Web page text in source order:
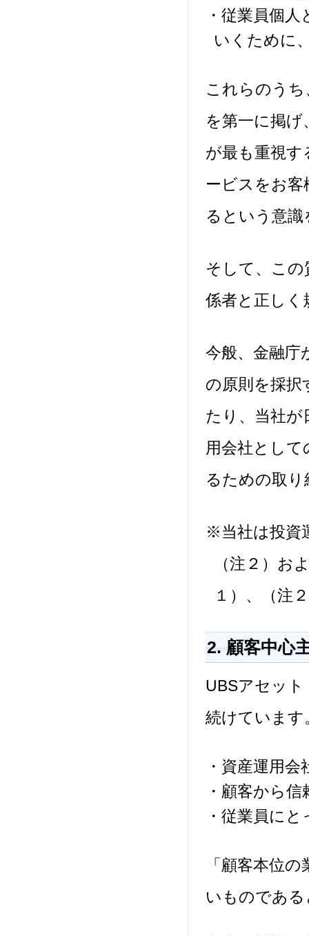
・従業員個
いくために
これらのうち
を第一に掲
が最も重視す
ービスをお
るという意
そして、こ
係者と正しく
今般、金融庁
の原則を採択
たり、当社が
用会社として
るための取
※当社は投資
（注２）お
１）、（注
2. 顧客中心
UBSアセッ
続けています
・資産運用
・顧客から
・従業員に
「顧客本位
いものであ